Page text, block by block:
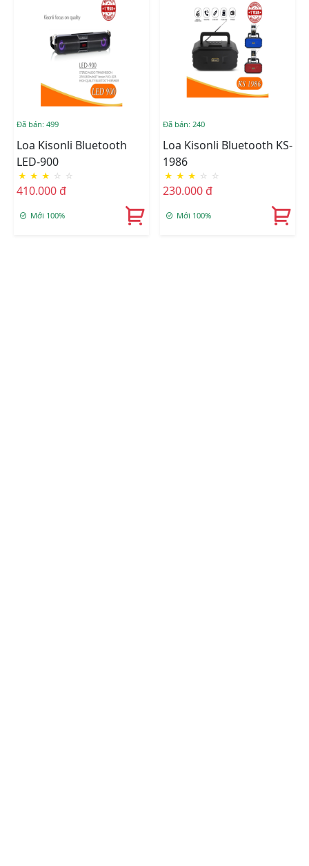
Đã bán: 499
Loa Kisonli Bluetooth
LED-900
★ ★ ★ ☆ ☆
410.000 đ
Mới 100%
Đã bán: 240
Loa Kisonli Bluetooth KS-
1986
★ ★ ★ ☆ ☆
230.000 đ
Mới 100%